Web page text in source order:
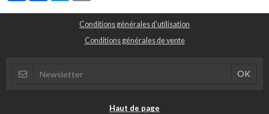
Conditions générales d'utilisation
Conditions générales de vente
Haut de page